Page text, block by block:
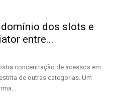
dos slots e
entre...
concentração de acessos em
de outras categorias. Um